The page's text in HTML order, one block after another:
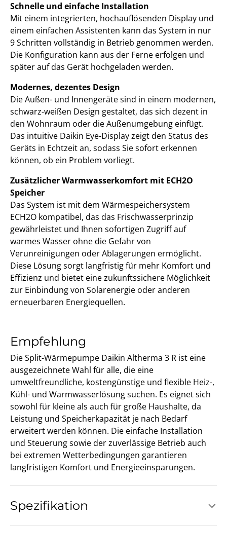
Schnelle und einfache Installation
Mit einem integrierten, hochauflösenden Display und
einem einfachen Assistenten kann das System in nur
9 Schritten vollständig in Betrieb genommen werden.
Die Konfiguration kann aus der Ferne erfolgen und
später auf das Gerät hochgeladen werden.
Modernes, dezentes Design
Die Außen- und Innengeräte sind in einem modernen,
schwarz-weißen Design gestaltet, das sich dezent in
den Wohnraum oder die Außenumgebung einfügt.
Das intuitive Daikin Eye-Display zeigt den Status des
Geräts in Echtzeit an, sodass Sie sofort erkennen
können, ob ein Problem vorliegt.
Zusätzlicher Warmwasserkomfort mit ECH2O
Speicher
Das System ist mit dem Wärmespeichersystem
ECH2O kompatibel, das das Frischwasserprinzip
gewährleistet und Ihnen sofortigen Zugriff auf
warmes Wasser ohne die Gefahr von
Verunreinigungen oder Ablagerungen ermöglicht.
Diese Lösung sorgt langfristig für mehr Komfort und
Effizienz und bietet eine zukunftssichere Möglichkeit
zur Einbindung von Solarenergie oder anderen
erneuerbaren Energiequellen.
Empfehlung
Die Split-Wärmepumpe Daikin Altherma 3 R ist eine
ausgezeichnete Wahl für alle, die eine
umweltfreundliche, kostengünstige und flexible Heiz-,
Kühl- und Warmwasserlösung suchen. Es eignet sich
sowohl für kleine als auch für große Haushalte, da
Leistung und Speicherkapazität je nach Bedarf
erweitert werden können. Die einfache Installation
und Steuerung sowie der zuverlässige Betrieb auch
bei extremen Wetterbedingungen garantieren
langfristigen Komfort und Energieeinsparungen.
Spezifikation